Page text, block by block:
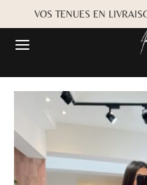
VOS TENUES EN
Retour
Retour